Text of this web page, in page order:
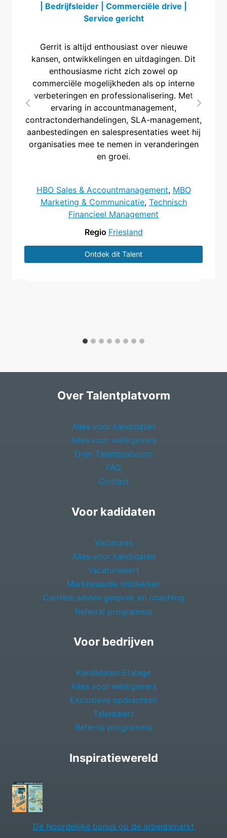
| Bedrijfsleider | Commerciële drive |
Service gericht
Gerrit is altijd enthousiast over nieuwe
kansen, ontwikkelingen en uitdagingen. Dit
enthousiasme richt zich zowel op
commerciële mogelijkheden als op interne
verbeteringen en professionalisering. Met
ervaring in accountmanagement,
contractonderhandelingen, SLA-management,
aanbestedingen en salespresentaties weet hij
organisaties mee te nemen in veranderingen
en groei.
HBO Sales & Accountmanagement, MBO
Marketing & Communicatie, Technisch
Financieel Management
Regio Friesland
Ontdek dit Talent
Over Talentplatvorm
Alles voor kandidaten
Alles voor werkgevers
Over Talentplatvorm
FAQ
Contact
Voor kadidaten
Vacatures
Alles voor kandidaten
Vacaturealert
Marktwaarde ontdekken
Carrière advies gesprek en coaching
Referral programma
Voor bedrijven
Kandidaten Etalage
Alles voor werkgevers
Exclusieve opdrachten
Talentalert
Referral programma
Inspiratiewereld
De Noordelijke bonus op de arbeidsmarkt